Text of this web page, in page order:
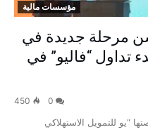
مؤسسات مالية
مرحلة جديدة في
تداول “فاليو” في
450
“يو للتمويل الاستهلاكي